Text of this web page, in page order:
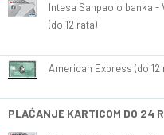
Intesa Sanpaolo banka -
(do 12 rata)
American Express (do 12
PLAĆANJE KARTICOM DO 24